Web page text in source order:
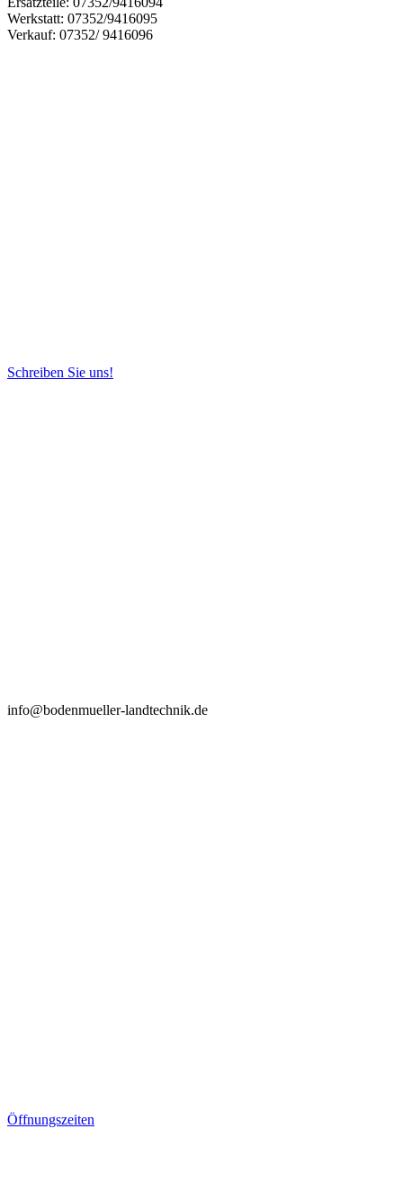
Werkstatt: 07352/9416095
Verkauf: 07352/ 9416096
Schreiben Sie uns!
info@bodenmueller-landtechnik.de
Öffnungszeiten